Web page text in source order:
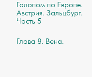
Галопом по Европе.
Австрия. Зальцбург.
Часть 5
Глава 8. Вена.